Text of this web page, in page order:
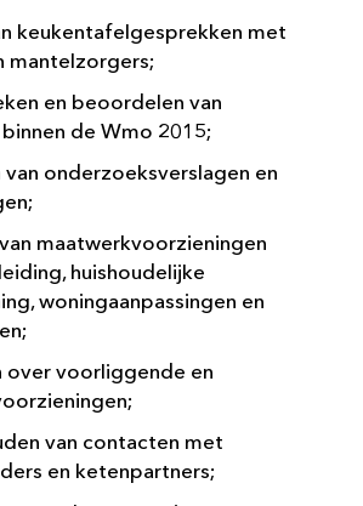
keukentafelgesprekken met
mantelzorgers;
en beoordelen van
de Wmo 2015;
onderzoeksverslagen en
maatwerkvoorzieningen
huishoudelijke
woningaanpassingen en
over voorliggende en
van contacten met
en ketenpartners;